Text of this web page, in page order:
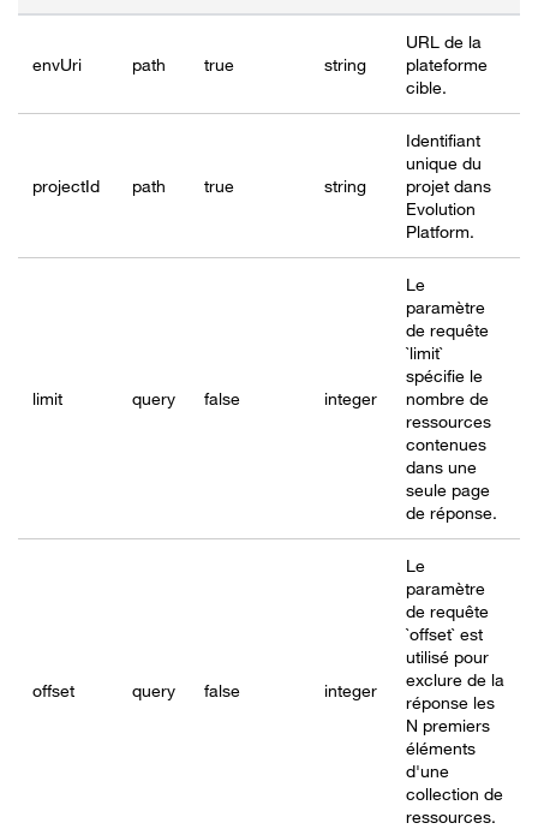
envUri path true string
URL de la
plateforme
cible.
projectId path true string
Identifiant
unique du
projet dans
Evolution
Platform.
limit query false integer
Le
paramètre
de requête
`limit`
spécifie le
nombre de
ressources
contenues
dans une
seule page
de réponse.
offset query false integer
Le
paramètre
de requête
`offset` est
utilisé pour
exclure de la
réponse les
N premiers
éléments
d'une
collection de
ressources.